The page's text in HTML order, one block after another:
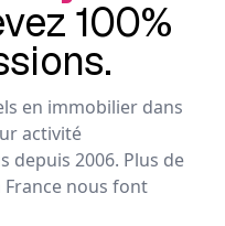
100%
en immobilier dans
activité
depuis 2006. Plus de
nous font